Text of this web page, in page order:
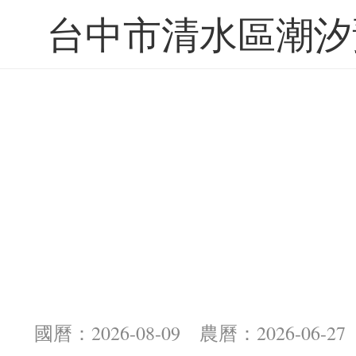
台中市清水區潮
國曆：2026-08-09 農曆：2026-06-